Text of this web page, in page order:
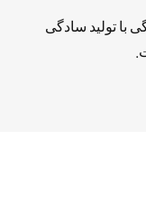
با تولید سادگی